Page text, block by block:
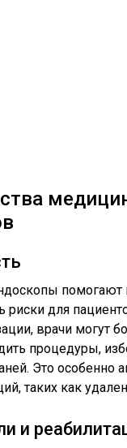
помогают
риски для
врачи могут
процедуры,
Это особенно
таких как
и